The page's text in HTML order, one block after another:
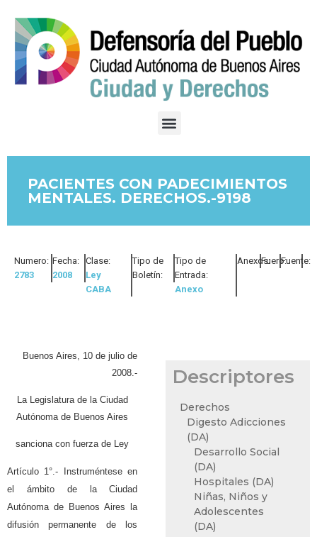
PACIENTES CON PADECIMIENTOS
MENTALES. DERECHOS.-9198
Numero:
2783
Fecha:
2008
Clase:
Ley
CABA
Tipo de
Boletín:
Tipo de
Entrada:
Anexo
Anexos:Fuero:Fuente:
Buenos Aires, 10 de julio de
2008.-
La Legislatura de la Ciudad
Autónoma de Buenos Aires
sanciona con fuerza de Ley
Artículo 1°.- Instruméntese en
el ámbito de la Ciudad
Autónoma de Buenos Aires la
difusión permanente de los
Descriptores
Derechos
Digesto Adicciones
(DA)
Desarrollo Social
(DA)
Hospitales (DA)
Niñas, Niños y
Adolescentes
(DA)